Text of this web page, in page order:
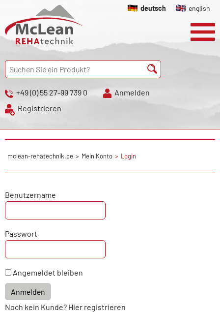
deutsch english
+49 (0) 55 27-99 739 0
Anmelden
Registrieren
mclean-rehatechnik.de Mein Konto Login
Benutzername
Passwort
Angemeldet bleiben
Anmelden
Noch kein Kunde? Hier registrieren